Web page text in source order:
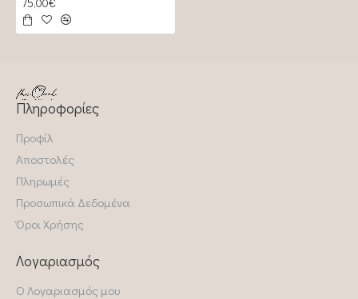
Πληροφορίες
Προφίλ
Αποστολές
Πληρωμές
Προσωπικά Δεδομένα
Όροι Χρήσης
Λογαριασμός
Ο Λογαριασμός μου